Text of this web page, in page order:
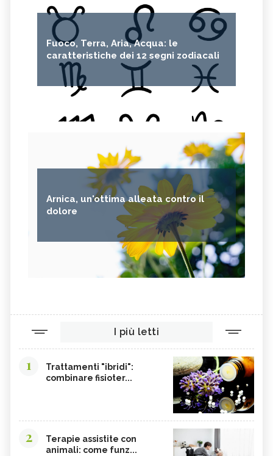
Fuoco, Terra, Aria, Acqua: le
caratteristiche dei 12 segni zodiacali
Arnica, un'ottima alleata contro il
dolore
I più letti
1
Trattamenti "ibridi":
combinare fisioter...
2
Terapie assistite con
animali: come funz...